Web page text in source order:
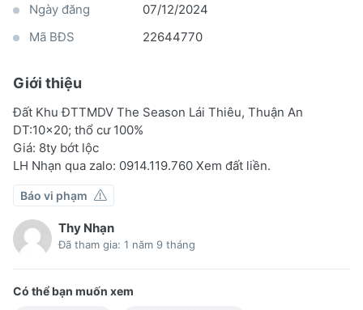
Ngày đăng
07/12/2024
Mã BĐS
22644770
Giới thiệu
Đất Khu ĐTTMDV The Season Lái Thiêu, Thuận An
DT:10x20; thổ cư 100%
Giá: 8ty bớt lộc
LH Nhạn qua zalo: 0914.119.760 Xem đất liền.
Báo vi phạm
Thy Nhạn
Đã tham gia: 1 năm 9 tháng
Có thể bạn muốn xem